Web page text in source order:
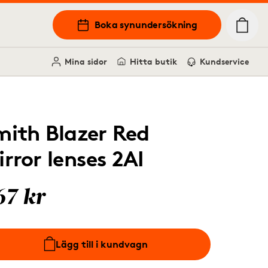
Boka synundersökning
Mina sidor Hitta butik Kundservice
Blazer Red
lenses 2AI
kr
Lägg till i kundvagn